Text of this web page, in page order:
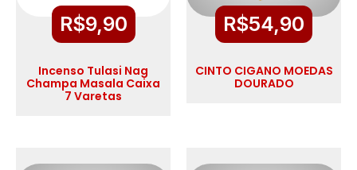
R$9,90
Incenso Tulasi Nag
Champa Masala Caixa
7 Varetas
R$54,90
CINTO CIGANO MOEDAS
DOURADO